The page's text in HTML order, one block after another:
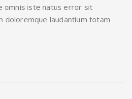
omnis iste natus error sit
doloremque laudantium totam